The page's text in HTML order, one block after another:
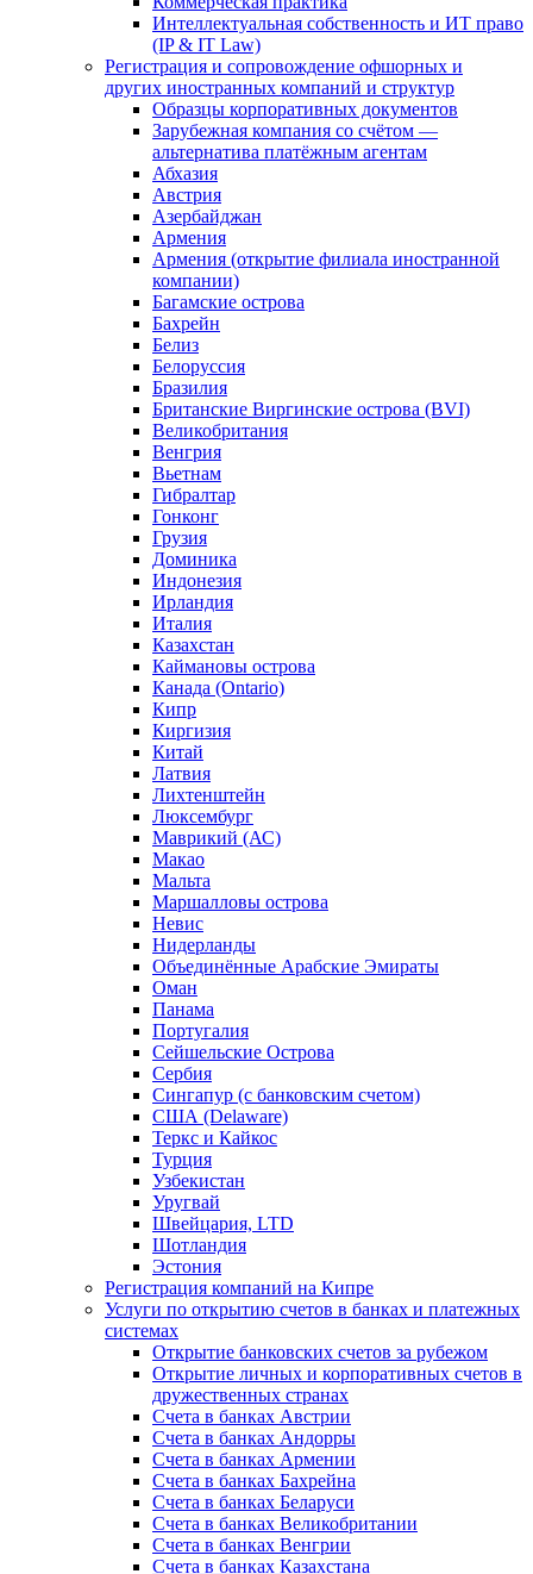
Интеллектуальная собственность и ИТ право
(IP & IT Law)
Регистрация и сопровождение офшорных и
других иностранных компаний и структур
Образцы корпоративных документов
Зарубежная компания со счётом —
альтернатива платёжным агентам
Абхазия
Австрия
Азербайджан
Армения
Армения (открытие филиала иностранной
компании)
Багамские острова
Бахрейн
Белиз
Белоруссия
Бразилия
Британские Виргинские острова (BVI)
Великобритания
Венгрия
Вьетнам
Гибралтар
Гонконг
Грузия
Доминика
Индонезия
Ирландия
Италия
Казахстан
Каймановы острова
Канада (Ontario)
Кипр
Киргизия
Китай
Латвия
Лихтенштейн
Люксембург
Маврикий (АС)
Макао
Мальта
Маршалловы острова
Нeвис
Нидерланды
Объединённые Арабские Эмираты
Оман
Панама
Португалия
Сейшельские Острова
Сербия
Сингапур (c банковским счетом)
США (Delaware)
Теркс и Кайкос
Турция
Узбекистан
Уругвай
Швейцария, LTD
Шотландия
Эстония
Регистрация компаний на Кипре
Услуги по открытию счетов в банках и платежных
системах
Открытие банковских счетов за рубежом
Открытие личных и корпоративных счетов в
дружественных странах
Счета в банках Австрии
Счета в банках Андорры
Счета в банках Армении
Счета в банках Бахрейна
Счета в банках Беларуси
Счета в банках Великобритании
Счета в банках Венгрии
Счета в банках Казахстана